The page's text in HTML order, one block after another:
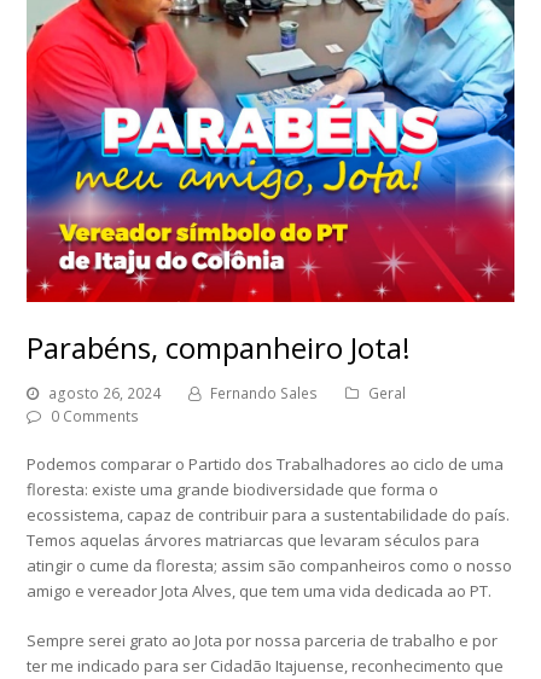
Parabéns, companheiro Jota!
agosto 26, 2024 Fernando Sales
Geral
0 Comments
Podemos comparar o Partido dos Trabalhadores ao ciclo de uma
floresta: existe uma grande biodiversidade que forma o
ecossistema, capaz de contribuir para a sustentabilidade do país.
Temos aquelas árvores matriarcas que levaram séculos para
atingir o cume da floresta; assim são companheiros como o nosso
amigo e vereador Jota Alves, que tem uma vida dedicada ao PT.
Sempre serei grato ao Jota por nossa parceria de trabalho e por
ter me indicado para ser Cidadão Itajuense, reconhecimento que